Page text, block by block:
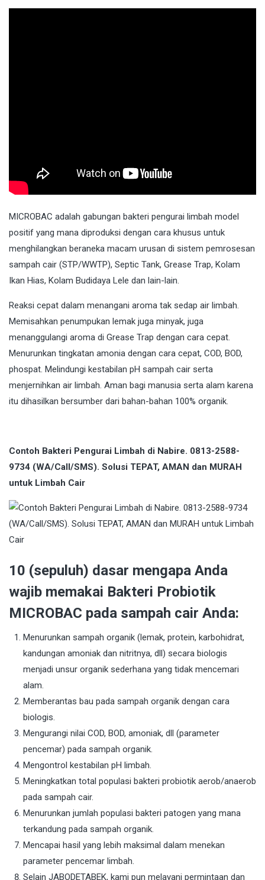
MICROBAC adalah gabungan bakteri pengurai limbah model
positif yang mana diproduksi dengan cara khusus untuk
menghilangkan beraneka macam urusan di sistem pemrosesan
sampah cair (STP/WWTP), Septic Tank, Grease Trap, Kolam
Ikan Hias, Kolam Budidaya Lele dan lain-lain.
Reaksi cepat dalam menangani aroma tak sedap air limbah.
Memisahkan penumpukan lemak juga minyak, juga
menanggulangi aroma di Grease Trap dengan cara cepat.
Menurunkan tingkatan amonia dengan cara cepat, COD, BOD,
phospat. Melindungi kestabilan pH sampah cair serta
menjernihkan air limbah. Aman bagi manusia serta alam karena
itu dihasilkan bersumber dari bahan-bahan 100% organik.
Contoh Bakteri Pengurai Limbah di Nabire. 0813-2588-
9734 (WA/Call/SMS). Solusi TEPAT, AMAN dan MURAH
untuk Limbah Cair
10 (sepuluh) dasar mengapa Anda
wajib memakai Bakteri Probiotik
MICROBAC pada sampah cair Anda:
Menurunkan sampah organik (lemak, protein, karbohidrat,
kandungan amoniak dan nitritnya, dll) secara biologis
menjadi unsur organik sederhana yang tidak mencemari
alam.
Memberantas bau pada sampah organik dengan cara
biologis.
Mengurangi nilai COD, BOD, amoniak, dll (parameter
pencemar) pada sampah organik.
Mengontrol kestabilan pH limbah.
Meningkatkan total populasi bakteri probiotik aerob/anaerob
pada sampah cair.
Menurunkan jumlah populasi bakteri patogen yang mana
terkandung pada sampah organik.
Mencapai hasil yang lebih maksimal dalam menekan
parameter pencemar limbah.
Selain JABODETABEK, kami pun melayani permintaan dan